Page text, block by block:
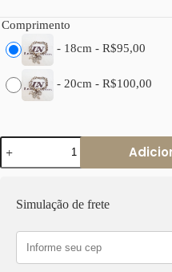
Comprimento
- 18cm - R$95,00
- 20cm - R$100,00
Pulseira
Elo
Retangular-
Corrente
Pingentes
Penduricalhos
quantidade
Simulação de frete